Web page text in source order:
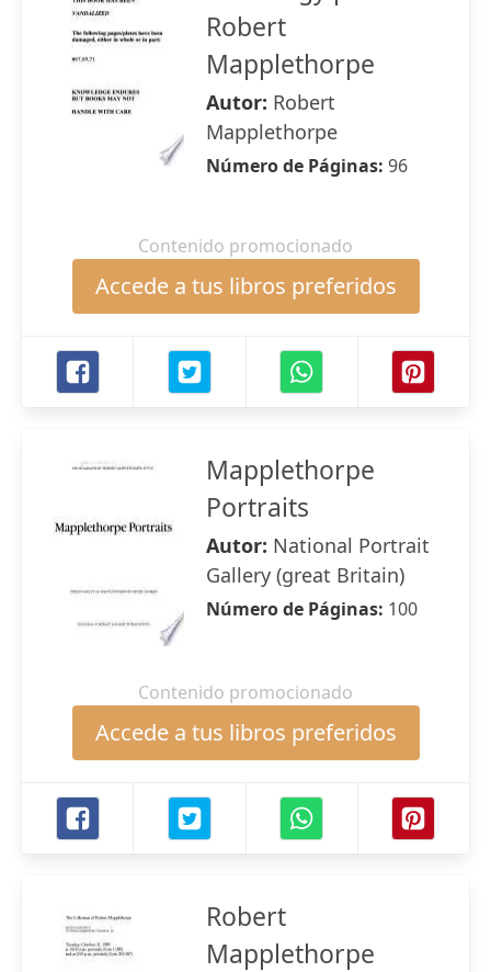
Robert
Mapplethorpe
Autor: Robert
Mapplethorpe
Número de Páginas: 96
Contenido promocionado
Accede a tus libros preferidos
Mapplethorpe
Portraits
Autor: National Portrait
Gallery (great Britain)
Número de Páginas: 100
Contenido promocionado
Accede a tus libros preferidos
Robert
Mapplethorpe